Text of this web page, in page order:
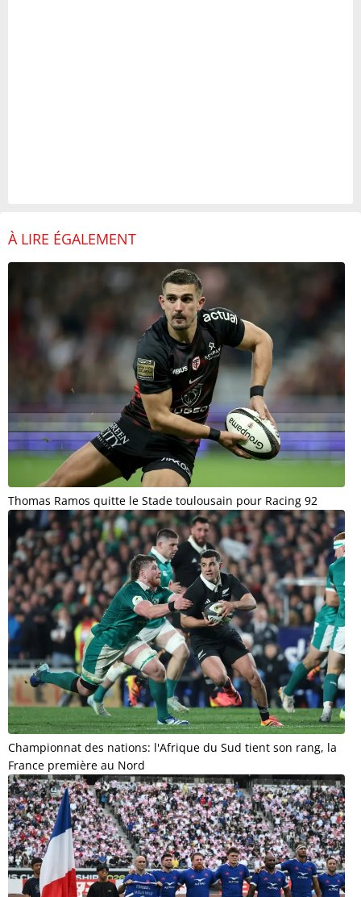
À LIRE ÉGALEMENT
Thomas Ramos quitte le Stade toulousain pour Racing 92
Championnat des nations: l'Afrique du Sud tient son rang, la
France première au Nord